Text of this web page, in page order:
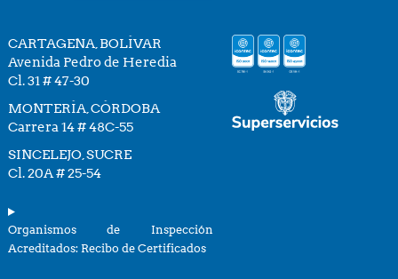
CARTAGENA, BOLÍVAR
Avenida Pedro de Heredia
Cl. 31 # 47-30
MONTERÍA, CÓRDOBA
Carrera 14 # 48C-55
SINCELEJO, SUCRE
Cl. 20A # 25-54
Organismos de Inspección
Acreditados: Recibo de Certificados